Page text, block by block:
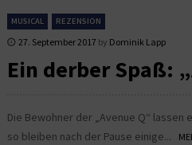
MUSICAL REZENSION
27. September 2017 by Dominik Lapp
Ein derber Spaß:
Die Bewohner der „Avenue Q“
so bleiben nach der Pause einige...